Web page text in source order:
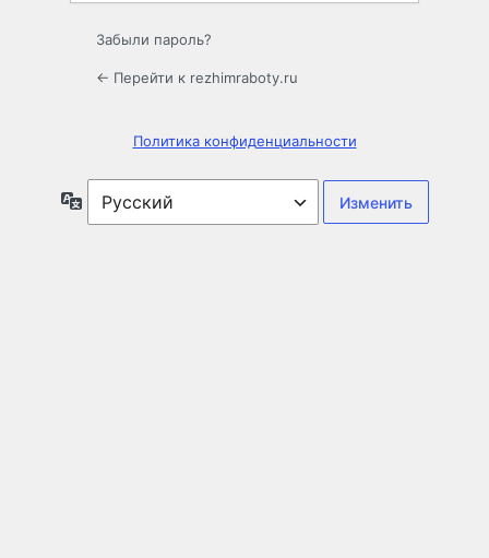
Забыли пароль?
← Перейти к rezhimraboty.ru
Политика конфиденциальности
Язык